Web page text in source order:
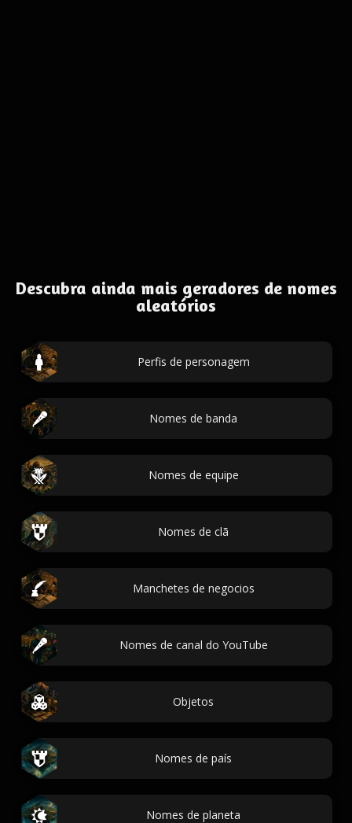
Descubra ainda mais geradores de nomes
aleatórios
Perfis de personagem
Nomes de banda
Nomes de equipe
Nomes de clã
Manchetes de negocios
Nomes de canal do YouTube
Objetos
Nomes de país
Nomes de planeta